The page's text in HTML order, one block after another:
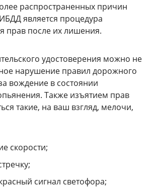
распространенных причин
является процедура
прав после их лишения.
удостоверения можно не
нарушение правил дорожного
вождение в состоянии
Также изъятием прав
такие, на ваш взгляд, мелочи,
скорости;
сигнал светофора;